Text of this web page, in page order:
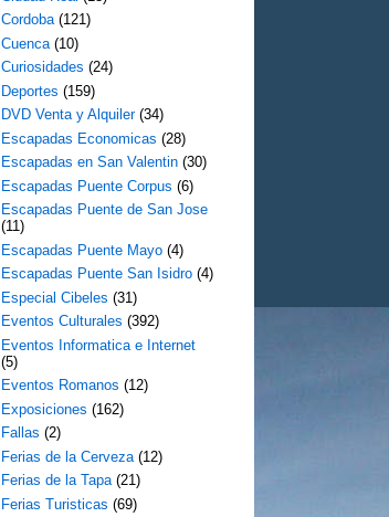
Cordoba (121)
Cuenca (10)
Curiosidades (24)
Deportes (159)
DVD Venta y Alquiler (34)
Escapadas Economicas (28)
Escapadas en San Valentin (30)
Escapadas Puente Corpus (6)
Escapadas Puente de San Jose
(11)
Escapadas Puente Mayo (4)
Escapadas Puente San Isidro (4)
Especial Cibeles (31)
Eventos Culturales (392)
Eventos Informatica e Internet
(5)
Eventos Romanos (12)
Exposiciones (162)
Fallas (2)
Ferias de la Cerveza (12)
Ferias de la Tapa (21)
Ferias Turisticas (69)